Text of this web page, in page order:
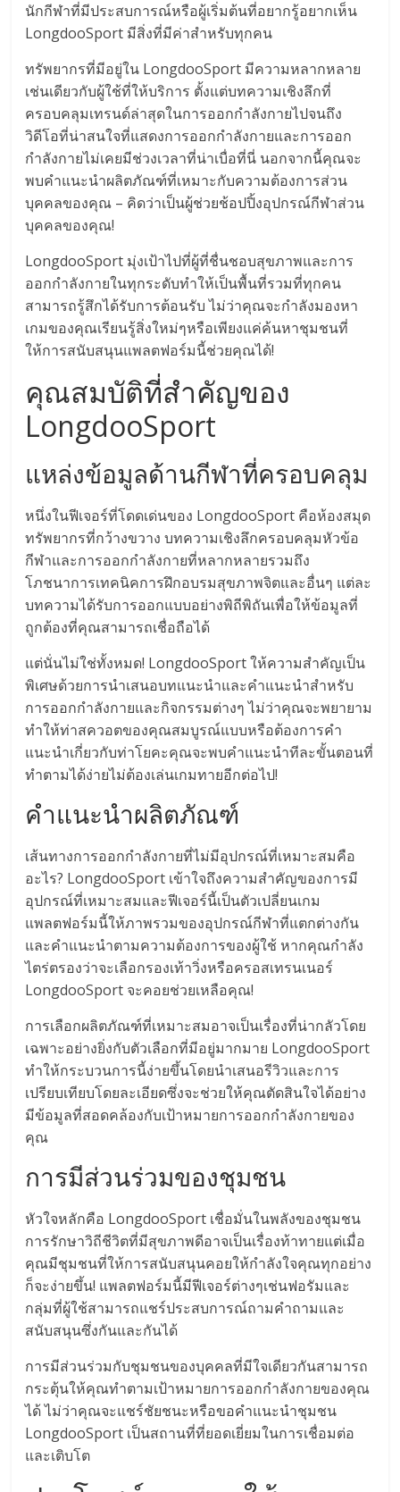
นักกีฬาที่มีประสบการณ์หรือผู้เริ่มต้นที่อยากรู้อยากเห็น
LongdooSport มีสิ่งที่มีค่าสำหรับทุกคน
ทรัพยากรที่มีอยู่ใน LongdooSport มีความหลากหลาย
เช่นเดียวกับผู้ใช้ที่ให้บริการ ตั้งแต่บทความเชิงลึกที่
ครอบคลุมเทรนด์ล่าสุดในการออกกำลังกายไปจนถึง
วิดีโอที่น่าสนใจที่แสดงการออกกำลังกายและการออก
กำลังกายไม่เคยมีช่วงเวลาที่น่าเบื่อที่นี่ นอกจากนี้คุณจะ
พบคำแนะนำผลิตภัณฑ์ที่เหมาะกับความต้องการส่วน
บุคคลของคุณ – คิดว่าเป็นผู้ช่วยช้อปปิ้งอุปกรณ์กีฬาส่วน
บุคคลของคุณ!
LongdooSport มุ่งเป้าไปที่ผู้ที่ชื่นชอบสุขภาพและการ
ออกกำลังกายในทุกระดับทำให้เป็นพื้นที่รวมที่ทุกคน
สามารถรู้สึกได้รับการต้อนรับ ไม่ว่าคุณจะกำลังมองหา
เกมของคุณเรียนรู้สิ่งใหม่ๆหรือเพียงแค่ค้นหาชุมชนที่
ให้การสนับสนุนแพลตฟอร์มนี้ช่วยคุณได้!
คุณสมบัติที่สำคัญของ
LongdooSport
แหล่งข้อมูลด้านกีฬาที่ครอบคลุม
หนึ่งในฟีเจอร์ที่โดดเด่นของ LongdooSport คือห้องสมุด
ทรัพยากรที่กว้างขวาง บทความเชิงลึกครอบคลุมหัวข้อ
กีฬาและการออกกำลังกายที่หลากหลายรวมถึง
โภชนาการเทคนิคการฝึกอบรมสุขภาพจิตและอื่นๆ แต่ละ
บทความได้รับการออกแบบอย่างพิถีพิถันเพื่อให้ข้อมูลที่
ถูกต้องที่คุณสามารถเชื่อถือได้
แต่นั่นไม่ใช่ทั้งหมด! LongdooSport ให้ความสำคัญเป็น
พิเศษด้วยการนำเสนอบทแนะนำและคำแนะนำสำหรับ
การออกกำลังกายและกิจกรรมต่างๆ ไม่ว่าคุณจะพยายาม
ทำให้ท่าสควอตของคุณสมบูรณ์แบบหรือต้องการคำ
แนะนำเกี่ยวกับท่าโยคะคุณจะพบคำแนะนำทีละขั้นตอนที่
ทำตามได้ง่ายไม่ต้องเล่นเกมทายอีกต่อไป!
คำแนะนำผลิตภัณฑ์
เส้นทางการออกกำลังกายที่ไม่มีอุปกรณ์ที่เหมาะสมคือ
อะไร? LongdooSport เข้าใจถึงความสำคัญของการมี
อุปกรณ์ที่เหมาะสมและฟีเจอร์นี้เป็นตัวเปลี่ยนเกม
แพลตฟอร์มนี้ให้ภาพรวมของอุปกรณ์กีฬาที่แตกต่างกัน
และคำแนะนำตามความต้องการของผู้ใช้ หากคุณกำลัง
ไตร่ตรองว่าจะเลือกรองเท้าวิ่งหรือครอสเทรนเนอร์
LongdooSport จะคอยช่วยเหลือคุณ!
การเลือกผลิตภัณฑ์ที่เหมาะสมอาจเป็นเรื่องที่น่ากลัวโดย
เฉพาะอย่างยิ่งกับตัวเลือกที่มีอยู่มากมาย LongdooSport
ทำให้กระบวนการนี้ง่ายขึ้นโดยนำเสนอรีวิวและการ
เปรียบเทียบโดยละเอียดซึ่งจะช่วยให้คุณตัดสินใจได้อย่าง
มีข้อมูลที่สอดคล้องกับเป้าหมายการออกกำลังกายของ
คุณ
การมีส่วนร่วมของชุมชน
หัวใจหลักคือ LongdooSport เชื่อมั่นในพลังของชุมชน
การรักษาวิถีชีวิตที่มีสุขภาพดีอาจเป็นเรื่องท้าทายแต่เมื่อ
คุณมีชุมชนที่ให้การสนับสนุนคอยให้กำลังใจคุณทุกอย่าง
ก็จะง่ายขึ้น! แพลตฟอร์มนี้มีฟีเจอร์ต่างๆเช่นฟอรัมและ
กลุ่มที่ผู้ใช้สามารถแชร์ประสบการณ์ถามคำถามและ
สนับสนุนซึ่งกันและกันได้
การมีส่วนร่วมกับชุมชนของบุคคลที่มีใจเดียวกันสามารถ
กระตุ้นให้คุณทำตามเป้าหมายการออกกำลังกายของคุณ
ได้ ไม่ว่าคุณจะแชร์ชัยชนะหรือขอคำแนะนำชุมชน
LongdooSport เป็นสถานที่ที่ยอดเยี่ยมในการเชื่อมต่อ
และเติบโต